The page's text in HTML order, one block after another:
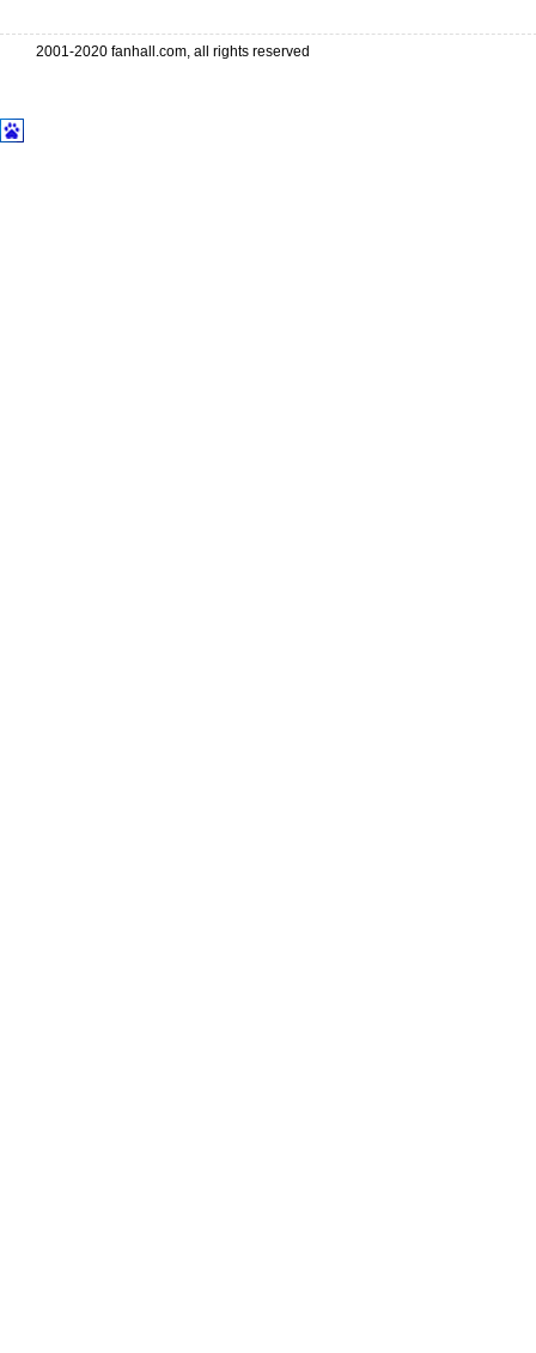
2001-2020 fanhall.com, all rights reserved